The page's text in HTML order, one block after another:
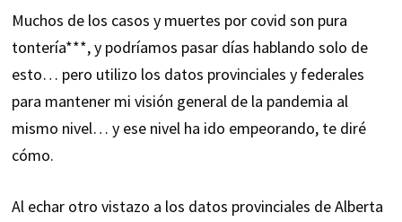
Muchos de los casos y muertes por covid son pura
tontería***, y podríamos pasar días hablando solo de
esto… pero utilizo los datos provinciales y federales
para mantener mi visión general de la pandemia al
mismo nivel… y ese nivel ha ido empeorando, te diré
cómo.
Al echar otro vistazo a los datos provinciales de Alberta